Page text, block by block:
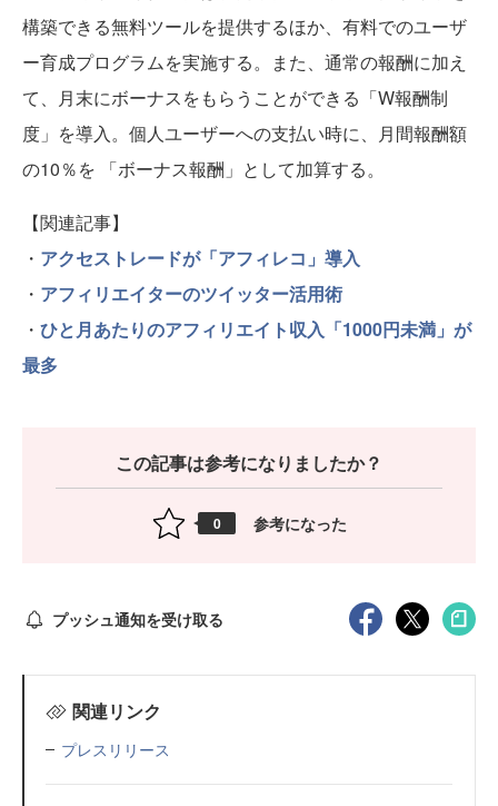
構築できる無料ツールを提供するほか、有料でのユーザ
ー育成プログラムを実施する。また、通常の報酬に加え
て、月末にボーナスをもらうことができる「W報酬制
度」を導入。個人ユーザーへの支払い時に、月間報酬額
の10％を 「ボーナス報酬」として加算する。
【関連記事】
・ アクセストレードが「アフィレコ」導入
・ アフィリエイターのツイッター活用術
・ ひと月あたりのアフィリエイト収入「1000円未満」が
最多
この記事は参考になりましたか？
0 参考になった
プッシュ通知を受け取る
関連リンク
プレスリリース